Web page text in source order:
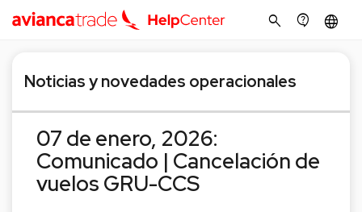
search contact_support language
Noticias y novedades operacionales
07 de enero, 2026:
Comunicado | Cancelación de
vuelos GRU-CCS